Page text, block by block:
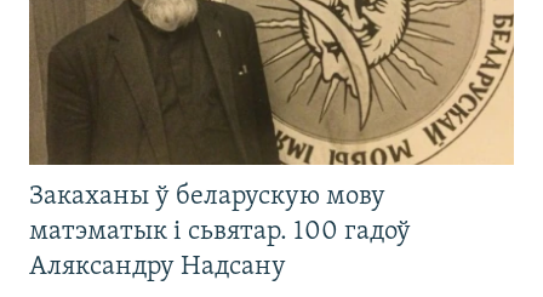
Закаханы ў беларускую мову
матэматык і сьвятар. 100 гадоў
Аляксандру Надсану